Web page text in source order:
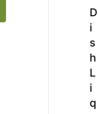
D
i
s
h
L
i
q